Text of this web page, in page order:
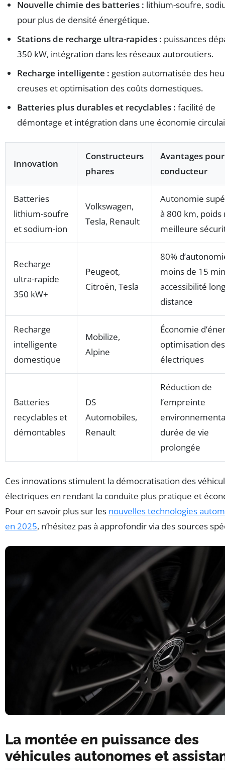
Nouvelle chimie des batteries : lithium-soufre,
pour plus de densité énergétique.
Stations de recharge ultra-rapides : puissances
350 kW, intégration dans les réseaux autoroutiers.
Recharge intelligente : gestion automatisée des
creuses et optimisation des coûts domestiques.
Batteries plus durables et recyclables : facilité de
démontage et intégration dans une économie
Innovation
Constructeurs
phares
Avantages
conducteur
Batteries
lithium-soufre
et sodium-ion
Volkswagen,
Tesla, Renault
Autonomie
à 800 km, poids
meilleure
Recharge
ultra-rapide
350 kW+
Peugeot,
Citroën, Tesla
80%
moins de 15
accessibilité
distance
Recharge
intelligente
domestique
Mobilize,
Alpine
Économie
optimisation
électriques
Batteries
recyclables et
démontables
DS
Automobiles,
Renault
Réduction de
l’empreinte
durée de vie
prolongée
Ces innovations stimulent la démocratisation des
électriques en rendant la conduite plus pratique et
Pour en savoir plus sur les nouvelles technologies
en 2025, n’hésitez pas à approfondir via des sources
La montée en puissance des
véhicules autonomes et